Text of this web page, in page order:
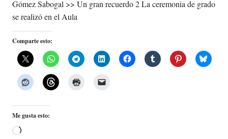
Gómez Sabogal >> Un gran recuerdo 2 La ceremonia de grado
se realizó en el Aula
Comparte esto:
Me gusta esto:
Cargando...